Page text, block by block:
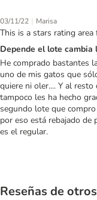
03/11/22 | Marisa
This is a stars rating
Depende el lote cambia
He comprado bastantes
uno de mis gatos que
quiere ni oler.... Y al
tampoco les ha hecho
segundo lote que
por eso está rebajado de
es el regular.
Reseñas de